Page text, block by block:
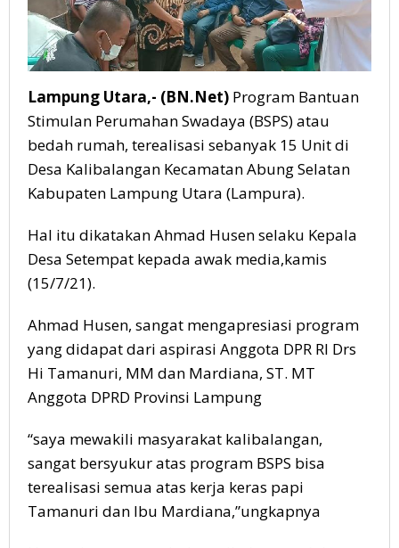
Lampung Utara,- (BN.Net) Program Bantuan
Stimulan Perumahan Swadaya (BSPS) atau
bedah rumah, terealisasi sebanyak 15 Unit di
Desa Kalibalangan Kecamatan Abung Selatan
Kabupaten Lampung Utara (Lampura).
Hal itu dikatakan Ahmad Husen selaku Kepala
Desa Setempat kepada awak media,kamis
(15/7/21).
Ahmad Husen, sangat mengapresiasi program
yang didapat dari aspirasi Anggota DPR RI Drs
Hi Tamanuri, MM dan Mardiana, ST. MT
Anggota DPRD Provinsi Lampung
“saya mewakili masyarakat kalibalangan,
sangat bersyukur atas program BSPS bisa
terealisasi semua atas kerja keras papi
Tamanuri dan Ibu Mardiana,”ungkapnya